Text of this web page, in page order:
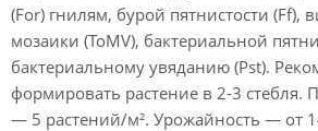
(For) гнилям, бурой пятнистости (Ff),
мозаики (ToMV), бактериальной
бактериальному увяданию (Pst).
формировать растение в 2-3 стебля.
— 5 растений/м². Урожайность — от